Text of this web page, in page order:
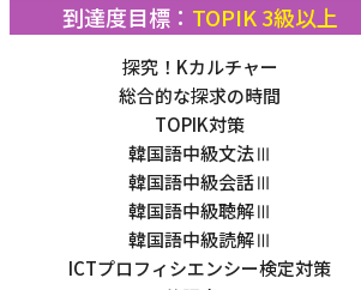
到達度目標： TOPIK 3級以上
探究！Kカルチャー
総合的な探求の時間
TOPIK対策
韓国語中級文法Ⅲ
韓国語中級会話Ⅲ
韓国語中級聴解Ⅲ
韓国語中級読解Ⅲ
ICTプロフィシエンシー検定対策